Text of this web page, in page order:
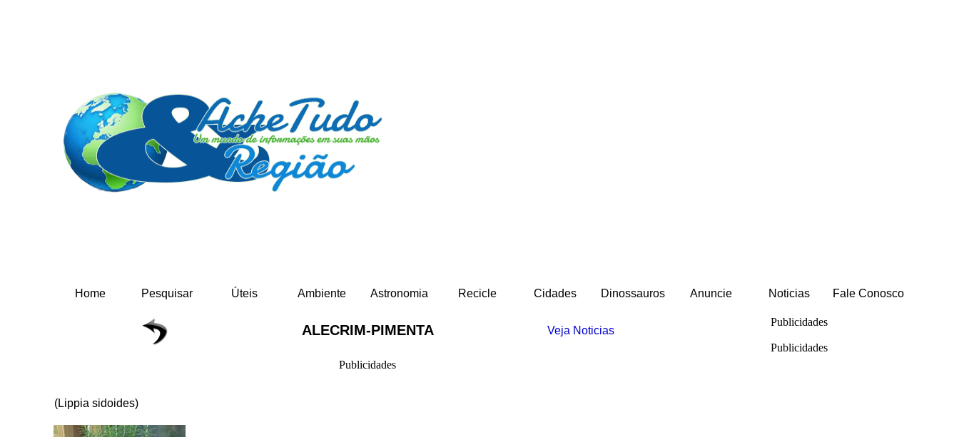
Home Pesquisar Úteis Ambiente Astronomia Recicle Cidades Dinossauros Anuncie Noticias Fale Conosco
ALECRIM-PIMENTA Veja Noticias
Publicidades
(Lippia sidoides)
Publicidades
Publicidades